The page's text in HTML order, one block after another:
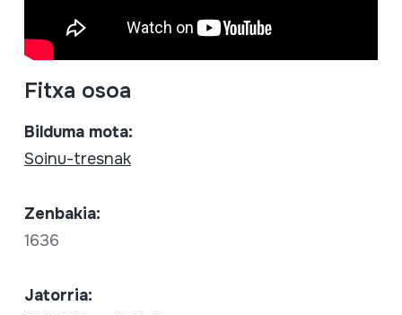
Fitxa osoa
Bilduma mota:
Soinu-tresnak
Zenbakia:
1636
Jatorria: